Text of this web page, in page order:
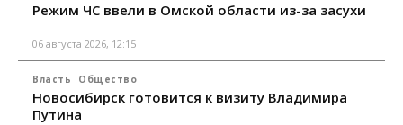
Режим ЧС ввели в Омской области из-за засухи
06 августа 2026, 12:15
Власть Общество
Новосибирск готовится к визиту Владимира
Путина